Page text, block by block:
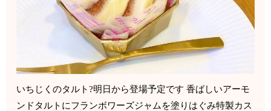
いちじくのタルト?明日から登場予定です 香ばしいアーモ
ンドタルトにフランボワーズジャムを塗りはぐみ特製カス